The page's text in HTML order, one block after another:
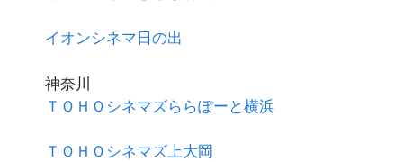
イオンシネマ日の出
神奈川
ＴＯＨＯシネマズららぽーと横浜
ＴＯＨＯシネマズ上大岡